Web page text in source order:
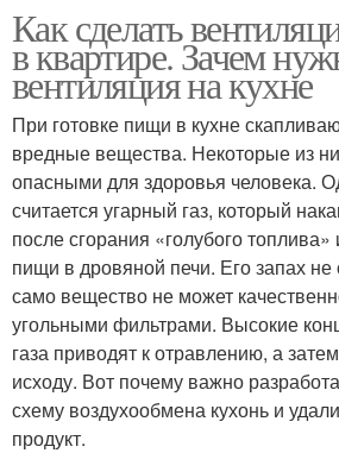
Как сделать
в квартире. Зачем
вентиляция на кухне
При готовке пищи в кухне
вредные вещества. Некоторые из
опасными для здоровья человека.
считается угарный газ, который
после сгорания «голубого топлива»
пищи в дровяной печи. Его запах
само вещество не может
угольными фильтрами. Высокие
газа приводят к отравлению, а
исходу. Вот почему важно
схему воздухообмена кухонь и
продукт.